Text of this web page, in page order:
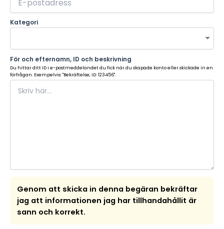
Kategori
För och efternamn, ID och beskrivning
Du hittar ditt ID i e-postmeddelandet du fick när du skapade konto eller skickade in en
förfrågan. Exempelvis: "Bekräftelse, ID: 123456".
Genom att skicka in denna begäran bekräftar
jag att informationen jag har tillhandahållit är
sann och korrekt.